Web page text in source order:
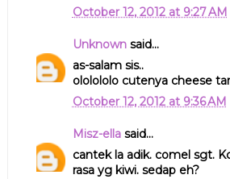
October 12, 2012 at 9:27 AM
Unknownsaid...
as-salam sis..
ololololo cutenya cheese
October 12, 2012 at 9:36 AM
Misz-ellasaid...
cantek la adik. comel sgt.
rasa yg kiwi. sedap eh?